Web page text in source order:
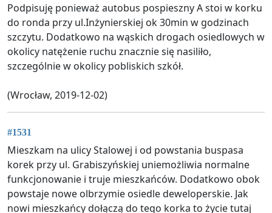
Podpisuję ponieważ autobus pospieszny A stoi w korku
do ronda przy ul.Inżynierskiej ok 30min w godzinach
szczytu. Dodatkowo na wąskich drogach osiedlowych w
okolicy natężenie ruchu znacznie się nasiliło,
szczególnie w okolicy pobliskich szkół.
(Wrocław, 2019-12-02)
#1531
Mieszkam na ulicy Stalowej i od powstania buspasa
korek przy ul. Grabiszyńskiej uniemożliwia normalne
funkcjonowanie i truje mieszkańców. Dodatkowo obok
powstaje nowe olbrzymie osiedle deweloperskie. Jak
nowi mieszkańcy dołączą do tego korka to życie tutaj